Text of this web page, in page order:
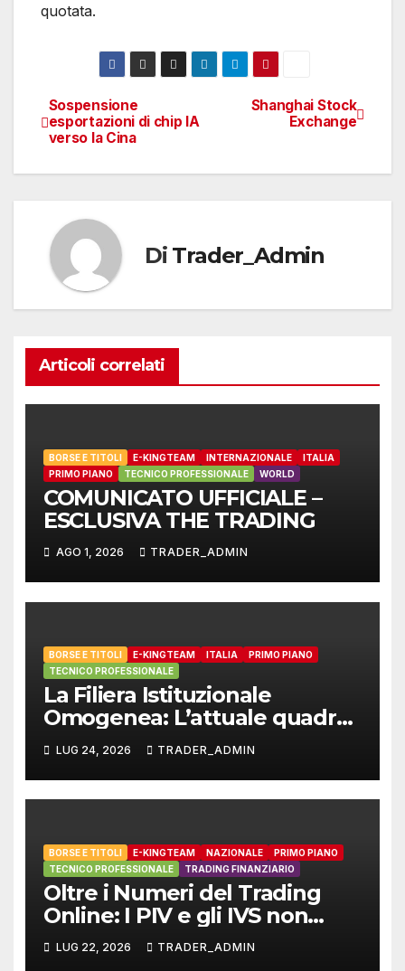
quotata.
Navigazione
articoli
Shanghai Stock
Exchange
Sospensione
esportazioni di chip IA
verso la Cina
Di Trader_Admin
Articoli correlati
BORSE E TITOLI E-KINGTEAM INTERNAZIONALE
ITALIA
PRIMO PIANO
TECNICO PROFESSIONALE WORLD
COMUNICATO UFFICIALE –
ESCLUSIVA THE TRADING
AGO 1, 2026 TRADER_ADMIN
BORSE E TITOLI E-KINGTEAM ITALIA
PRIMO PIANO
TECNICO PROFESSIONALE
La Filiera Istituzionale
Omogenea: L’attuale quadro
dello Standard Europeo
Armonizzato e il ruolo di E-
Kingteam International
LUG 24, 2026 TRADER_ADMIN
BORSE E TITOLI E-KINGTEAM NAZIONALE
PRIMO PIANO
TECNICO PROFESSIONALE
TRADING FINANZIARIO
Oltre i Numeri del Trading
Online: I PIV e gli IVS non
sono applicabili al trading
finanziario
LUG 22, 2026 TRADER_ADMIN